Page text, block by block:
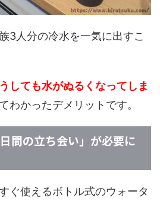
3人分の冷水を一気に出すこ
しても水がぬるくなってしま
わかったデメリットです。
間の立ち会い」が必要に
ぐ使えるボトル式のウォータ